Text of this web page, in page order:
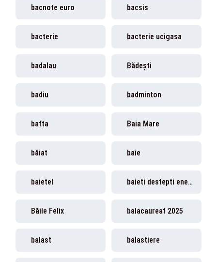
bacnote euro bacsis
bacterie bacterie ucigasa
badalau Bădești
badiu badminton
bafta Baia Mare
băiat baie
baietel baieti destepti energie
Băile Felix balacaureat 2025
balast balastiere